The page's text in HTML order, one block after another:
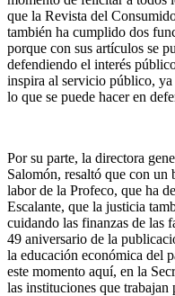
que la Revista del
también ha cumplido dos
porque con sus artículos se
defendiendo el interés
inspira al servicio público,
lo que se puede hacer en
Por su parte, la directora
Salomón, resaltó que con un
labor de la Profeco, que ha
Escalante, que la justicia
cuidando las finanzas de las
49 aniversario de la
la educación económica del
este momento aquí, en la
las instituciones que